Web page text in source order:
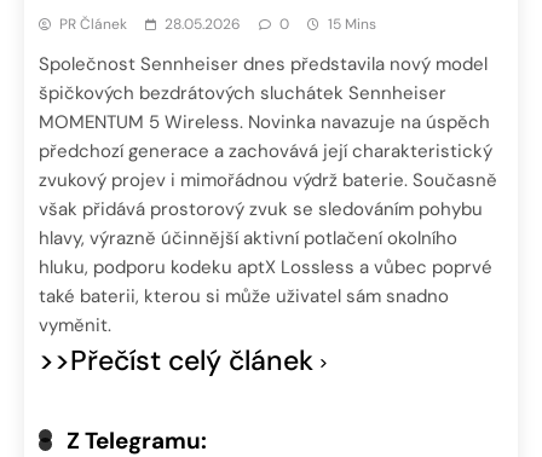
PR Článek 28.05.2026 0 15 Mins
Společnost Sennheiser dnes představila nový model
špičkových bezdrátových sluchátek Sennheiser
MOMENTUM 5 Wireless. Novinka navazuje na úspěch
předchozí generace a zachovává její charakteristický
zvukový projev i mimořádnou výdrž baterie. Současně
však přidává prostorový zvuk se sledováním pohybu
hlavy, výrazně účinnější aktivní potlačení okolního
hluku, podporu kodeku aptX Lossless a vůbec poprvé
také baterii, kterou si může uživatel sám snadno
vyměnit.
>>Přečíst celý článek
Z Telegramu: